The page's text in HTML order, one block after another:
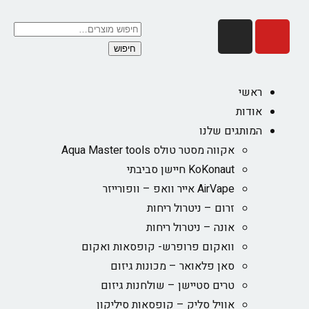
חיפוש
ראשי
אודות
המותגים שלנו
אקווה מסטר טולס Aqua Master tools
KoKonaut חיישן סביבתי
AirVape אייר וואפ – וופורייזר
זרום – ניטרול ריחות
אונה – ניטרול ריחות
וואקום פרופרש- קופסאות ואקום
סאן פלאואר – מכונות גיזום
טרים סטיישן – שולחנות גיזום
אוויל סליק – קופסאות סיליקון